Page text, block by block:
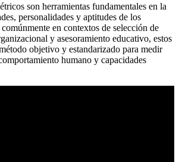
son herramientas fundamentales en la
personalidades y aptitudes de los
en contextos de selección de
y asesoramiento educativo, estos
objetivo y estandarizado para medir
humano y capacidades